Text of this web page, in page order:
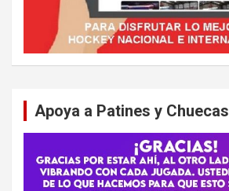
Apoya a Patines y Chuecas